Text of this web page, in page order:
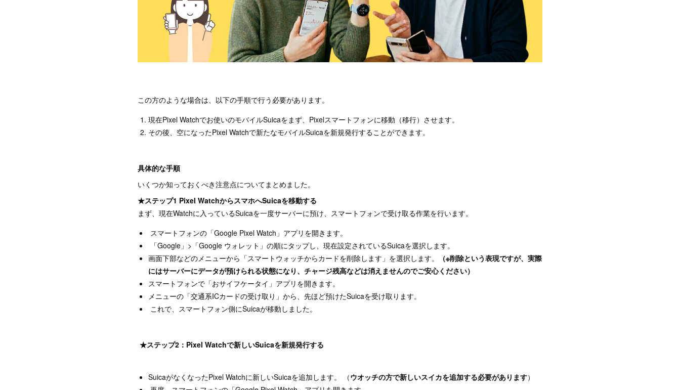
この方のような場合は、以下の手順で行う必要があります。
現在Pixel Watchでお使いのモバイルSuicaをまず、Pixelスマートフォンに移動（移行）させます。
その後、空になったPixel Watchで新たなモバイルSuicaを新規発行することができます。
具体的な手順
いくつか知っておくべき注意点についてまとめました。
★ステップ1 Pixel WatchからスマホへSuicaを移動する
まず、現在Watchに入っているSuicaを一度サーバーに預け、スマートフォンで受け取る作業を行います。
スマートフォンの「Google Pixel Watch」アプリを開きます。
「Google」>「Google ウォレット」の順にタップし、現在設定されているSuicaを選択します。
画面下部などのメニューから「スマートウォッチからカードを削除します」を選択します。
（※削除という表現ですが、実際
にはサーバーにデータが預けられる状態になり、チャージ残高などは消えませんのでご安心ください）
スマートフォンで「おサイフケータイ」アプリを開きます。
メニューの「交通系ICカードの受け取り」から、先ほど預けたSuicaを受け取ります。
これで、スマートフォン側にSuicaが移動しました。
★ステップ2：Pixel Watchで新しいSuicaを新規発行する
SuicaがなくなったPixel Watchに新しいSuicaを追加します。 （ウオッチの方で新しいスイカを追加する必要があります）